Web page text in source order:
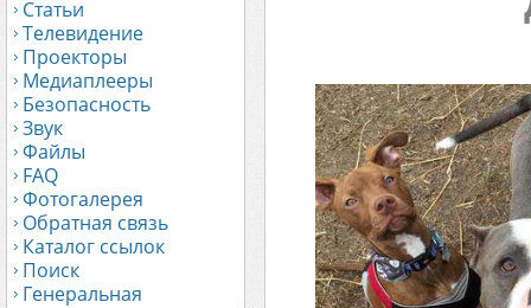
Статьи
Телевидение
Проекторы
Медиаплееры
Безопасность
Звук
Файлы
FAQ
Фотогалерея
Обратная связь
Каталог ссылок
Поиск
Генеральная